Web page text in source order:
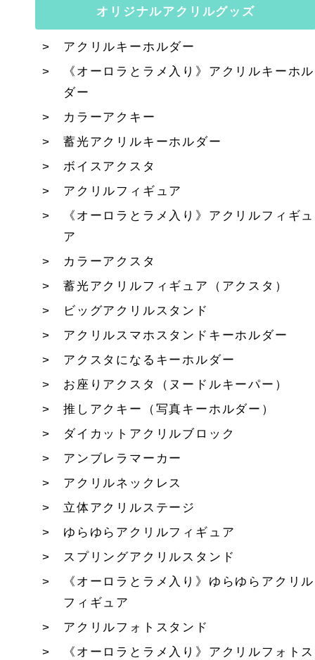
オリジナルアクリルグッズ
アクリルキーホルダー
《オーロラとラメ入り》アクリルキーホル
ダー
カラーアクキー
蓄光アクリルキーホルダー
ボイスアクスタ
アクリルフィギュア
《オーロラとラメ入り》アクリルフィギュ
ア
カラーアクスタ
蓄光アクリルフィギュア（アクスタ）
ビッグアクリルスタンド
アクリルスマホスタンドキーホルダー
アクスタになるキーホルダー
お座りアクスタ（ヌードルキーパー）
推しアクキー（写真キーホルダー）
ダイカットアクリルブロック
アンブレラマーカー
アクリルネックレス
立体アクリルステージ
ゆらゆらアクリルフィギュア
スプリングアクリルスタンド
《オーロラとラメ入り》ゆらゆらアクリル
フィギュア
アクリルフォトスタンド
《オーロラとラメ入り》アクリルフォトス